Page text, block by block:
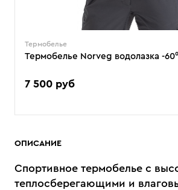
Термобелье
Термобелье Norveg водолазка -
7 500 руб
ОПИСАНИЕ
Спортивное термобелье с
теплосберегающими и